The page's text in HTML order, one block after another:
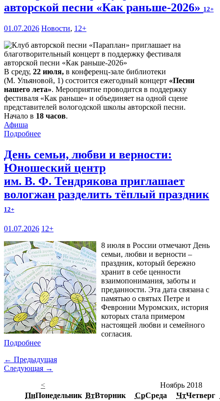
авторской песни «Как раньше-2026» 12+
01.07.2026 Новости, 12+
В среду, 22 июля, в конференц-зале библиотеки
(М. Ульяновой, 1) состоится ежегодный концерт «Песни
нашего лета». Мероприятие проводится в поддержку
фестиваля «Как раньше» и объединяет на одной сцене
представителей вологодской школы авторской песни.
Начало в 18 часов.
Афиша
Подробнее
День семьи, любви и верности:
Юношеский центр
им. В. Ф. Тендрякова приглашает
вологжан разделить тёплый праздник
12+
01.07.2026 12+
8 июля в России отмечают День
семьи, любви и верности –
праздник, который бережно
хранит в себе ценности
взаимопонимания, заботы и
преданности. Эта дата связана с
памятью о святых Петре и
Февронии Муромских, история
которых стала примером
настоящей любви и семейного
согласия.
Подробнее
← Предыдущая
Следующая →
<
Ноябрь 2018
ПнПонедельник ВтВторник СрСреда ЧтЧетверг